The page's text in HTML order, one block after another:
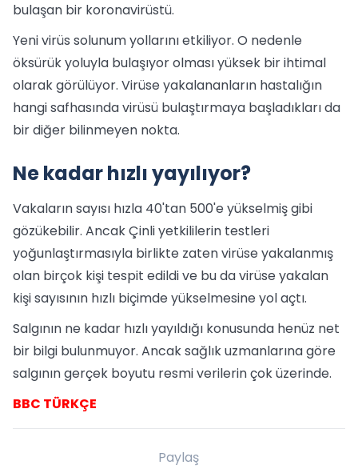
bulaşan bir koronavirüstü.
Yeni virüs solunum yollarını etkiliyor. O nedenle
öksürük yoluyla bulaşıyor olması yüksek bir ihtimal
olarak görülüyor. Virüse yakalananların hastalığın
hangi safhasında virüsü bulaştırmaya başladıkları da
bir diğer bilinmeyen nokta.
Ne kadar hızlı yayılıyor?
Vakaların sayısı hızla 40'tan 500'e yükselmiş gibi
gözükebilir. Ancak Çinli yetkililerin testleri
yoğunlaştırmasıyla birlikte zaten virüse yakalanmış
olan birçok kişi tespit edildi ve bu da virüse yakalan
kişi sayısının hızlı biçimde yükselmesine yol açtı.
Salgının ne kadar hızlı yayıldığı konusunda henüz net
bir bilgi bulunmuyor. Ancak sağlık uzmanlarına göre
salgının gerçek boyutu resmi verilerin çok üzerinde.
BBC TÜRKÇE
Paylaş